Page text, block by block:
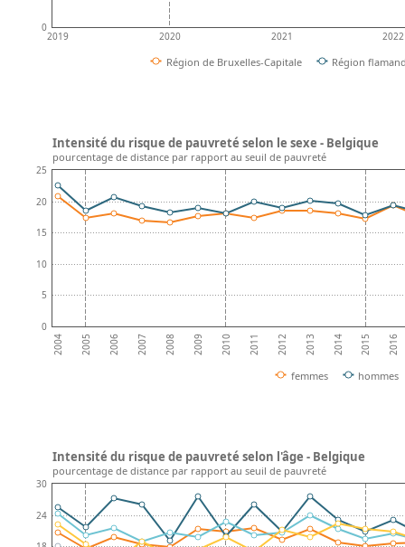
2019 2020 2021 2022
0
Région de Bruxelles-Capitale Région
2004 2005 2006 2007 2008 2009 2010 2011 2012 2013 2014 2015 2016
0
5
10
15
20
25
femmes hommes
Intensité du risque de pauvreté selon le sexe - Belgique
pourcentage de distance par rapport au seuil de pauvreté
24
30
Intensité du risque de pauvreté selon l'âge - Belgique
pourcentage de distance par rapport au seuil de pauvreté